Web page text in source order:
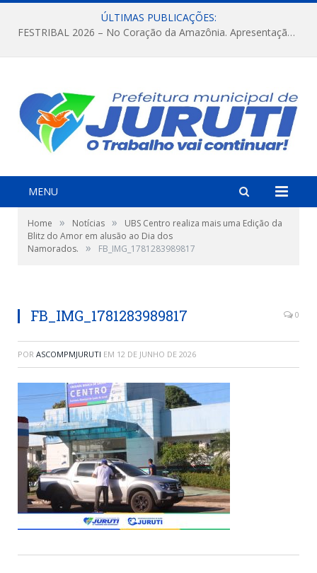
ÚLTIMAS PUBLICAÇÕES:
FESTRIBAL 2026 – No Coração da Amazônia. Apresentação da Munduruku.
MENU
Home » Notícias »
UBS Centro realiza mais uma Edição da
Blitz do Amor em alusão ao Dia dos
Namorados.
» FB_IMG_1781283989817
FB_IMG_1781283989817 0
POR ASCOMPMJURUTI EM 12 DE JUNHO DE 2026